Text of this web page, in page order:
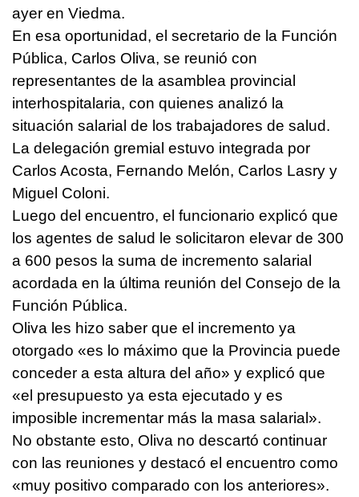
ayer en Viedma.
En esa oportunidad, el secretario de la Función
Pública, Carlos Oliva, se reunió con
representantes de la asamblea provincial
interhospitalaria, con quienes analizó la
situación salarial de los trabajadores de salud.
La delegación gremial estuvo integrada por
Carlos Acosta, Fernando Melón, Carlos Lasry y
Miguel Coloni.
Luego del encuentro, el funcionario explicó que
los agentes de salud le solicitaron elevar de 300
a 600 pesos la suma de incremento salarial
acordada en la última reunión del Consejo de la
Función Pública.
Oliva les hizo saber que el incremento ya
otorgado «es lo máximo que la Provincia puede
conceder a esta altura del año» y explicó que
«el presupuesto ya esta ejecutado y es
imposible incrementar más la masa salarial».
No obstante esto, Oliva no descartó continuar
con las reuniones y destacó el encuentro como
«muy positivo comparado con los anteriores».